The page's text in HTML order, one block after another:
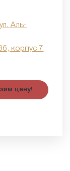
Аль-
корпус 7
цену!